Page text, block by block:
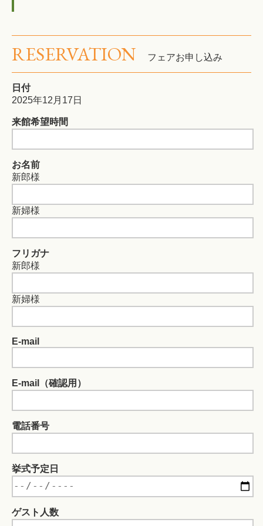
RESERVATION フェアお申し込み
日付
2025年12月17日
来館希望時間
お名前
新郎様
新婦様
フリガナ
新郎様
新婦様
E-mail
E-mail（確認用）
電話番号
挙式予定日
ゲスト人数